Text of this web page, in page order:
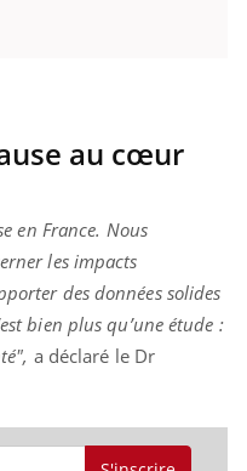
au cœur
en France. Nous
les impacts
des données solides
bien plus qu’une étude :
a déclaré le Dr
mentale : et si on
Youtube
d'idées reçues chez les
parfois chez les soignants.